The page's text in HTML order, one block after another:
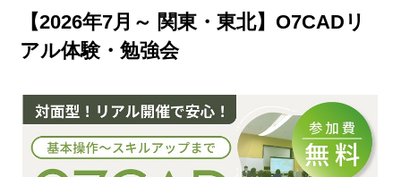
【2026年7月～ 関東・東北】O7CADリ
アル体験・勉強会